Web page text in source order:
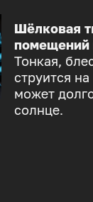
Шёлковая
помещений
Тонкая,
струится
может
солнце.